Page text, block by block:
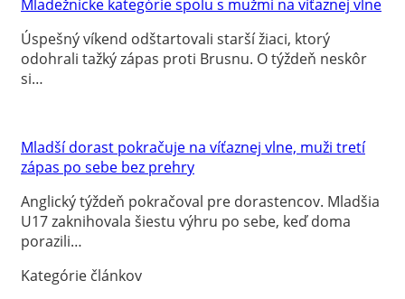
Mladežnícke kategórie spolu s mužmi na víťaznej vlne
Úspešný víkend odštartovali starší žiaci, ktorý
odohrali tažký zápas proti Brusnu. O týždeň neskôr
si…
Mladší dorast pokračuje na víťaznej vlne, muži tretí
zápas po sebe bez prehry
Anglický týždeň pokračoval pre dorastencov. Mladšia
U17 zaknihovala šiestu výhru po sebe, keď doma
porazili…
Kategórie článkov